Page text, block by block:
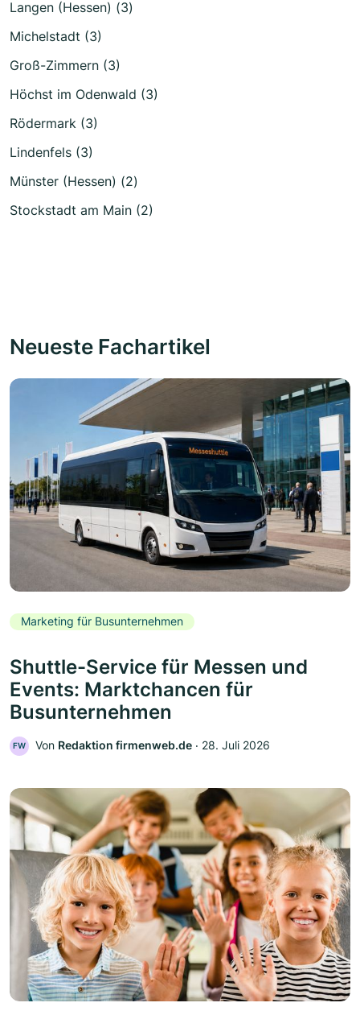
Langen (Hessen) (3)
Michelstadt (3)
Groß-Zimmern (3)
Höchst im Odenwald (3)
Rödermark (3)
Lindenfels (3)
Münster (Hessen) (2)
Stockstadt am Main (2)
Neueste Fachartikel
Marketing für Busunternehmen
Shuttle-Service für Messen und
Events: Marktchancen für
Busunternehmen
FW Von Redaktion firmenweb.de ‧ 28. Juli 2026